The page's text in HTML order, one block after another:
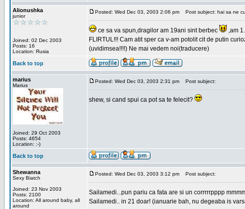
Alionushka
junior
Joined: 02 Dec 2003
Posts: 16
Location: Rusia
Posted: Wed Dec 03, 2003 2:06 pm Post subject: hai sa ne
ce sa va spun,dragilor am 19ani sint berbec ,am
FLIRTUL!!! Cam atit sper ca v-am potolit cit de putin
(uvidimsea!!!!) Ne mai vedem noi(traducere)
Back to top
marius
Marius
Joined: 29 Oct 2003
Posts: 4654
Location: :-)
Posted: Wed Dec 03, 2003 2:31 pm Post subject:
shew, si cand spui ca pot sa te felecit?
Back to top
Shewanna
Sexy Biatch
Joined: 23 Nov 2003
Posts: 2100
Location: All around baby, all
around
Posted: Wed Dec 03, 2003 3:12 pm Post subject:
Sailamedi...pun pariu ca fata are si un corrrrrpppp
Sailamedi.. in 21 doar! (ianuarie bah, nu degeaba is